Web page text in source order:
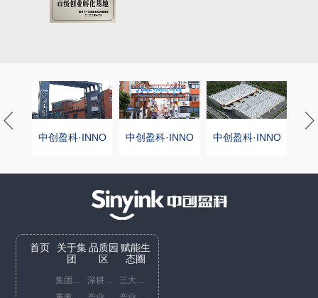
业园
中创盈科·INNO
PARK创新产业园
中创盈科·INNO
PARK创新产业园
中创盈科·INNO
PARK创新产业园
首页
关于集
团
品质园
区
赋能生
态圈